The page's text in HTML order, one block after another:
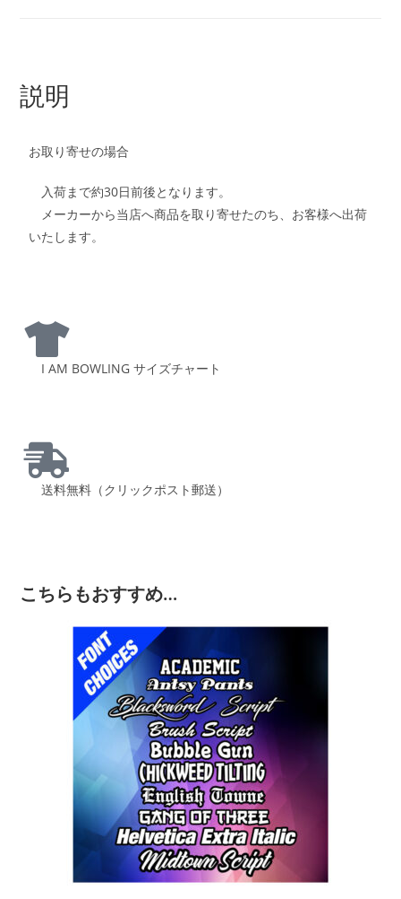
説明
お取り寄せの場合
入荷まで約30日前後となります。
メーカーから当店へ商品を取り寄せたのち、お客様へ出荷
いたします。
I AM BOWLING サイズチャート
送料無料（クリックポスト郵送）
こちらもおすすめ…